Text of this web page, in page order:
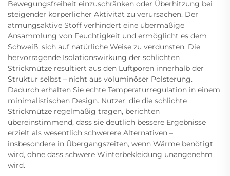
Bewegungsfreiheit einzuschränken oder Überhitzung bei
steigender körperlicher Aktivität zu verursachen. Der
atmungsaktive Stoff verhindert eine übermäßige
Ansammlung von Feuchtigkeit und ermöglicht es dem
Schweiß, sich auf natürliche Weise zu verdunsten. Die
hervorragende Isolationswirkung der schlichten
Strickmütze resultiert aus den Luftporen innerhalb der
Struktur selbst – nicht aus voluminöser Polsterung.
Dadurch erhalten Sie echte Temperaturregulation in einem
minimalistischen Design. Nutzer, die die schlichte
Strickmütze regelmäßig tragen, berichten
übereinstimmend, dass sie deutlich bessere Ergebnisse
erzielt als wesentlich schwerere Alternativen –
insbesondere in Übergangszeiten, wenn Wärme benötigt
wird, ohne dass schwere Winterbekleidung unangenehm
wird.